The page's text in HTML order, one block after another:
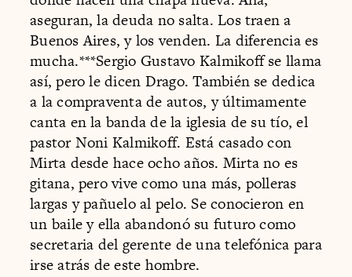
aseguran, la deuda no salta. Los traen a
Buenos Aires, y los venden. La diferencia es
mucha.***Sergio Gustavo Kalmikoff se llama
así, pero le dicen Drago. También se dedica
a la compraventa de autos, y últimamente
canta en la banda de la iglesia de su tío, el
pastor Noni Kalmikoff. Está casado con
Mirta desde hace ocho años. Mirta no es
gitana, pero vive como una más, polleras
largas y pañuelo al pelo. Se conocieron en
un baile y ella abandonó su futuro como
secretaria del gerente de una telefónica para
irse atrás de este hombre.